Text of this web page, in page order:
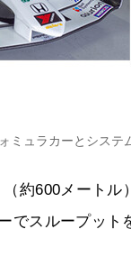
ミュラカーとシステ
約600メート
でスループット